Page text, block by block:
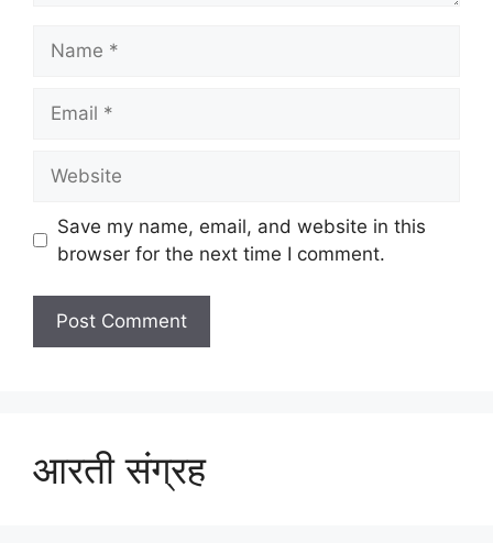
Save my name, email, and website in this
browser for the next time I comment.
आरती संग्रह